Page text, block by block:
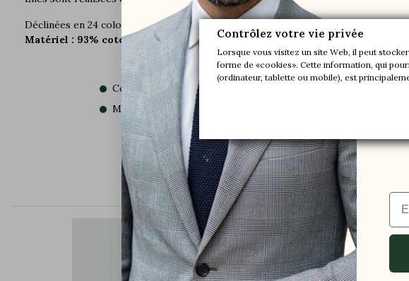
Déclinées en 24 coloris, elles vous accompagneront tout au long de l'année.
Matériel : 93% coton fil d'Ecosse, 6% polyamide, 1% élasthanne.
Coloris :
Matière :
LE SECRET AVIS CLIENTS
Contrôlez votre vie privée
Lorsque vous visitez un site Web, il peut
forme de «cookies». Cette information, qui
(ordinateur, tablette ou mobile), est